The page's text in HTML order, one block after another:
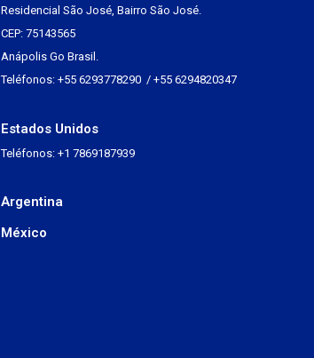
Residencial São José, Bairro São José.
CEP: 75143565
Anápolis Go Brasil.
Teléfonos: +55 6293778290 / +55 6294820347
Estados Unidos
Teléfonos: +1 7869187939
Argentina
México